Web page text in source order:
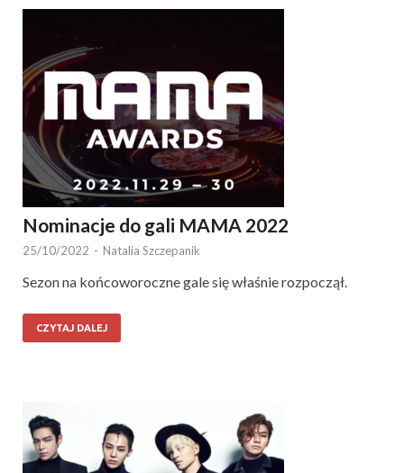
Nominacje do gali MAMA 2022
25/10/2022 - Natalia Szczepanik
Sezon na końcoworoczne gale się właśnie rozpoczął.
CZYTAJ DALEJ